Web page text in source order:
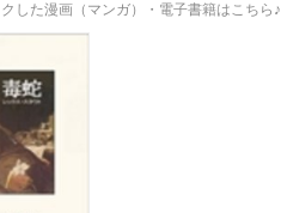
した漫画（マンガ）・電子書籍はこちら♪